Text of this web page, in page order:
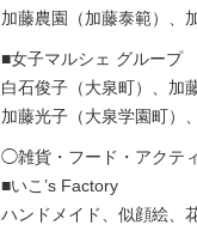
加藤農園（加藤泰範）、
■女子マルシェ グループ
白石俊子（大泉町）、加
加藤光子（大泉学園町）
◯雑貨・フード・アクテ
■いこ’s Factory
ハンドメイド、似顔絵、